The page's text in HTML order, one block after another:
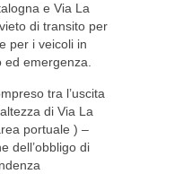
e Via La
di transito per
per i veicoli in
emergenza.
tra l’uscita
di Via La
portuale ) –
dell’obbligo di